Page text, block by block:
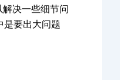
决一些细节问
是要出大问题